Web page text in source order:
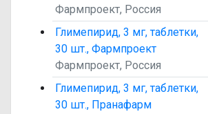
Фармпроект, Россия
Глимепирид, 3 мг, таблетки,
30 шт., Фармпроект
Фармпроект, Россия
Глимепирид, 3 мг, таблетки,
30 шт., Пранафарм